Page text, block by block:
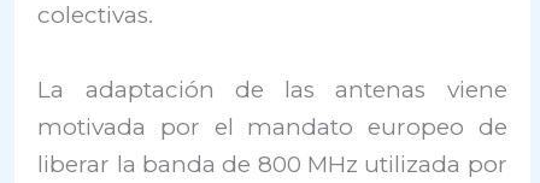
colectivas.
La adaptación de las antenas viene
motivada por el mandato europeo de
liberar la banda de 800 MHz utilizada por